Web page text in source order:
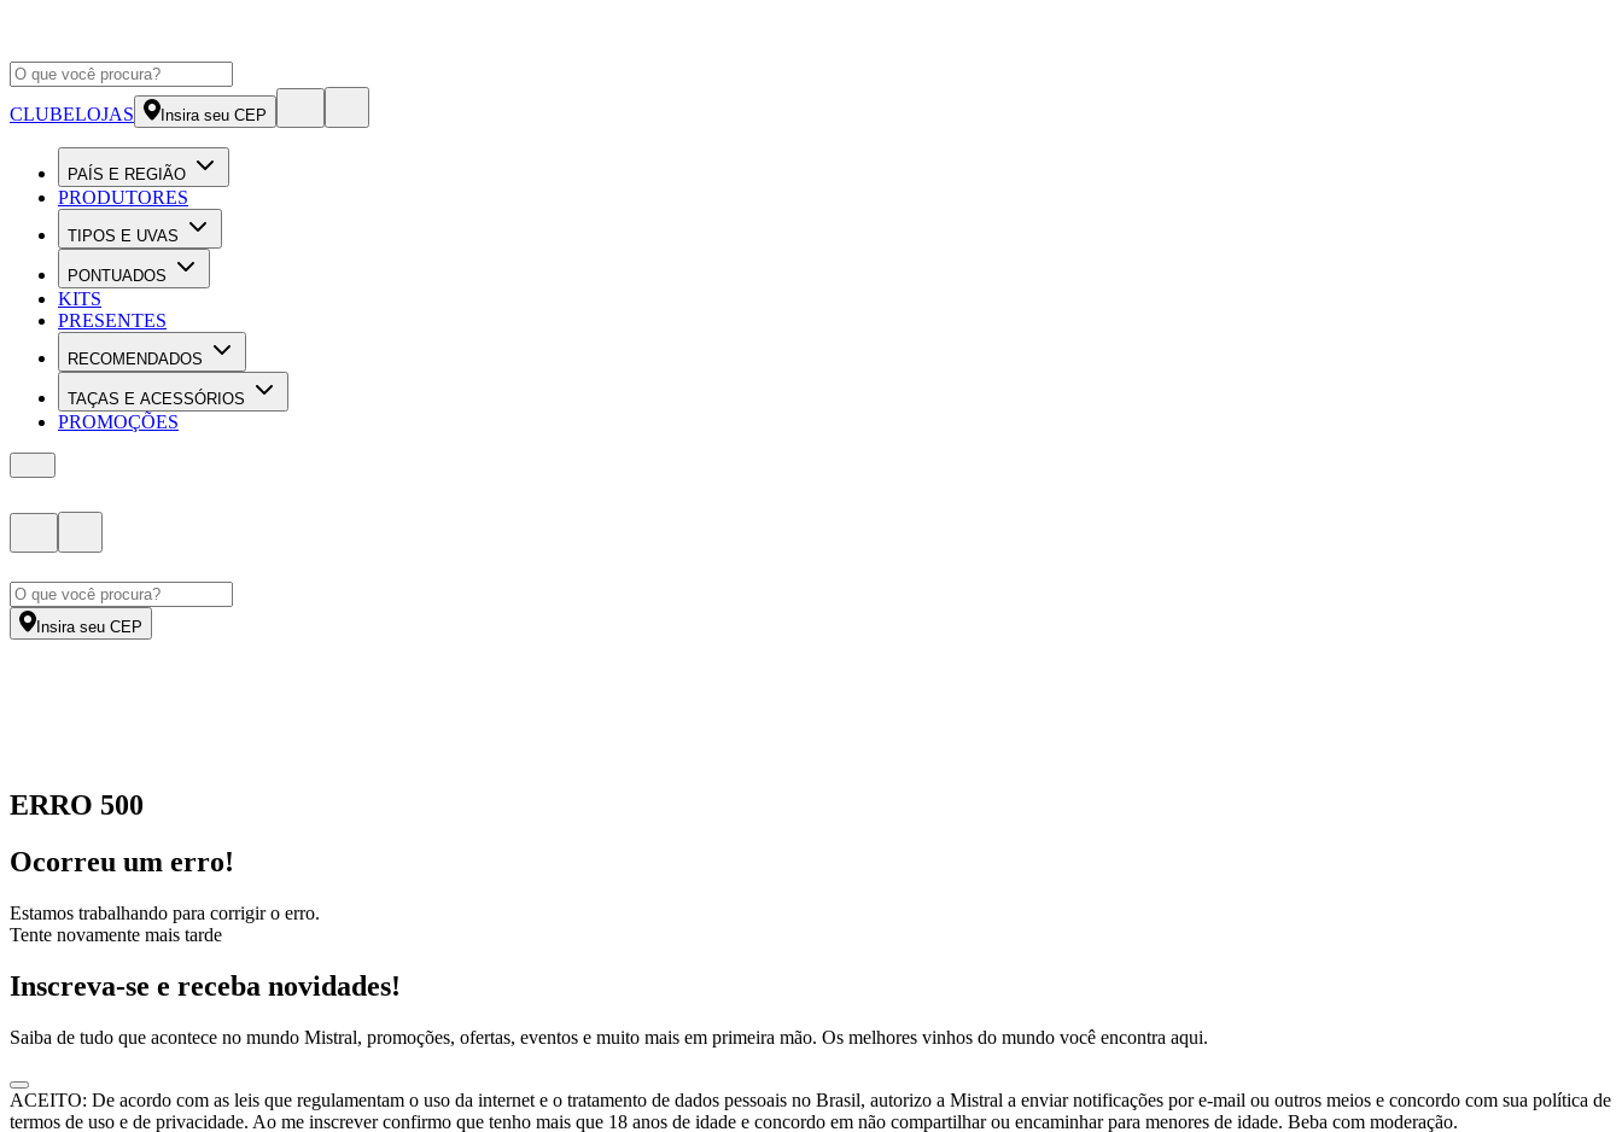
CLUBELOJAS Insira seu CEP
PAÍS E REGIÃO
PRODUTORES
TIPOS E UVAS
PONTUADOS
KITS
PRESENTES
RECOMENDADOS
TAÇAS E ACESSÓRIOS
PROMOÇÕES
Insira seu CEP
ERRO 500
Ocorreu um erro!
Estamos trabalhando para corrigir o erro.
Tente novamente mais tarde
Inscreva-se e receba novidades!
Saiba de tudo que acontece no mundo Mistral, promoções, ofertas, eventos e muito mais em primeira mão. Os melhores vinhos do mundo você encontra aqui.
ACEITO: De acordo com as leis que regulamentam o uso da internet e o tratamento de dados pessoais no Brasil, autorizo a Mistral a enviar notificações por e-mail ou outros meios e concordo com sua política de
termos de uso e de privacidade. Ao me inscrever confirmo que tenho mais que 18 anos de idade e concordo em não compartilhar ou encaminhar para menores de idade. Beba com moderação.